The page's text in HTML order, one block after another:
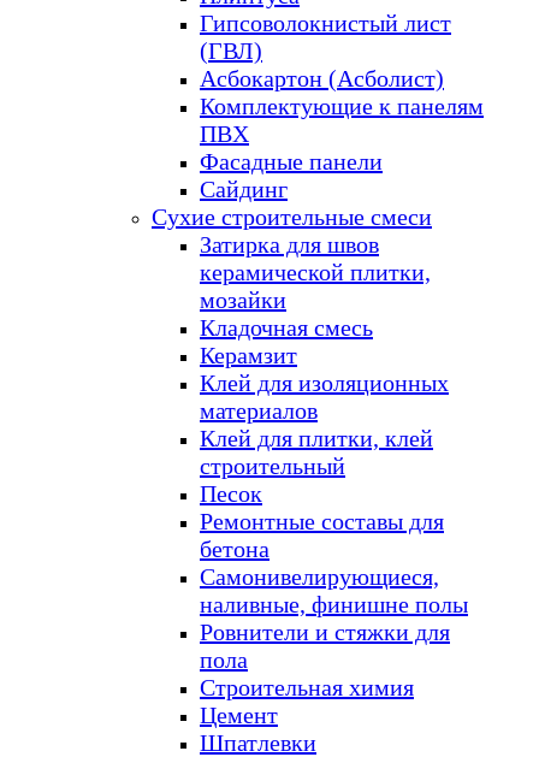
Гипсоволокнистый лист
(ГВЛ)
Асбокартон (Асболист)
Комплектующие к панелям
ПВХ
Фасадные панели
Сайдинг
Сухие строительные смеси
Затирка для швов
керамической плитки,
мозайки
Кладочная смесь
Керамзит
Клей для изоляционных
материалов
Клей для плитки, клей
строительный
Песок
Ремонтные составы для
бетона
Самонивелирующиеся,
наливные, финишне полы
Ровнители и стяжки для
пола
Строительная химия
Цемент
Шпатлевки